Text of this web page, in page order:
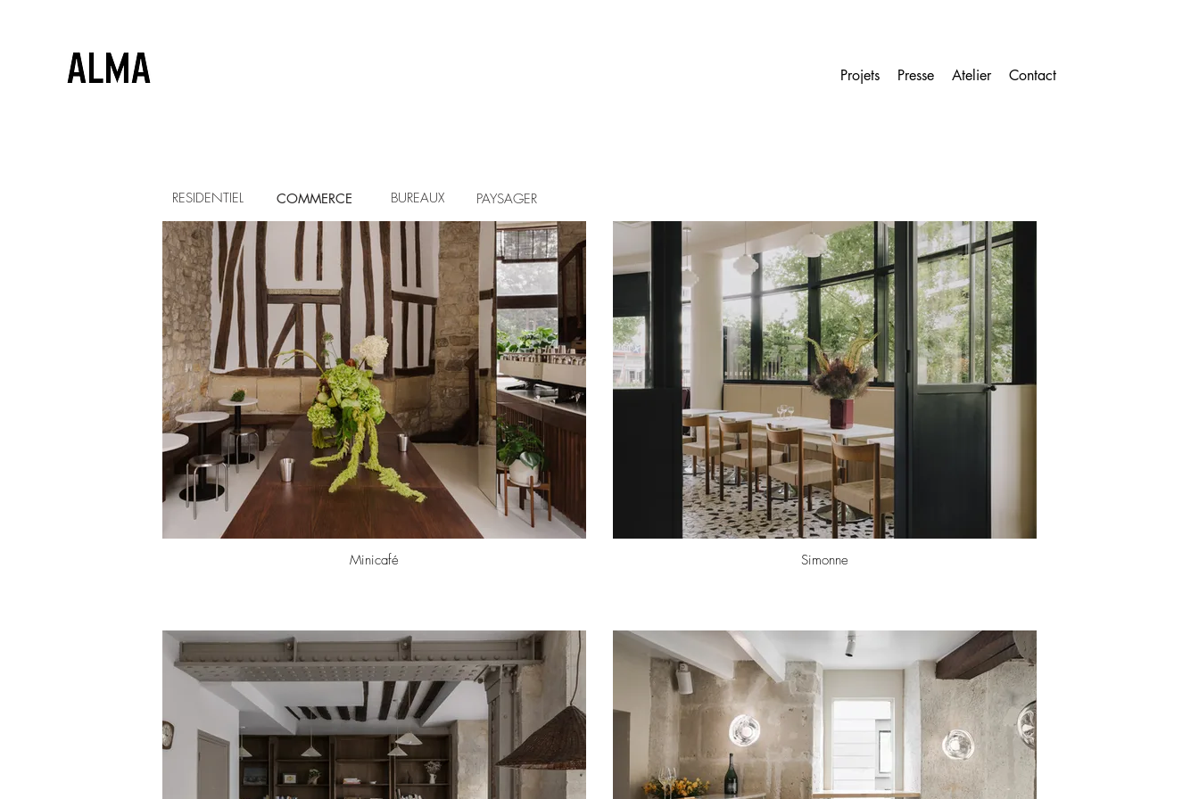
Projets Presse Atelier Contact
RÉSIDENTIEL COMMERCE BUREAUX PAYSAGER
Minicafé Simonne